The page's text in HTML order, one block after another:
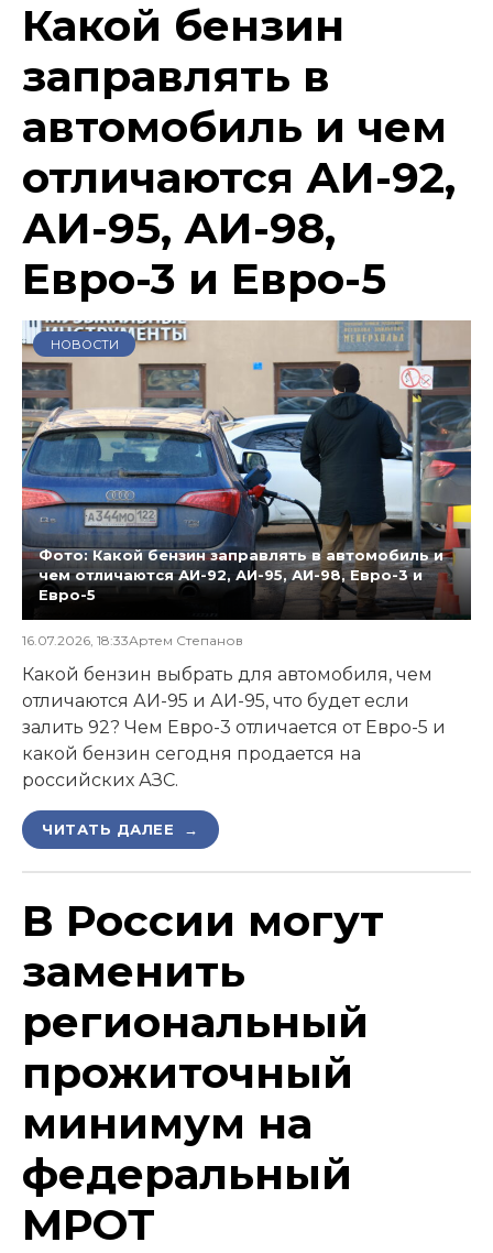
Какой бензин
заправлять в
автомобиль и чем
отличаются АИ-92,
АИ-95, АИ-98,
Евро-3 и Евро-5
НОВОСТИ
Фото: Какой бензин заправлять в автомобиль и
чем отличаются АИ-92, АИ-95, АИ-98, Евро-3 и
Евро-5
16.07.2026, 18:33Артем Степанов
Какой бензин выбрать для автомобиля, чем
отличаются АИ-95 и АИ-95, что будет если
залить 92? Чем Евро-3 отличается от Евро-5 и
какой бензин сегодня продается на
российских АЗС.
ЧИТАТЬ ДАЛЕЕ →
В России могут
заменить
региональный
прожиточный
минимум на
федеральный
МРОТ